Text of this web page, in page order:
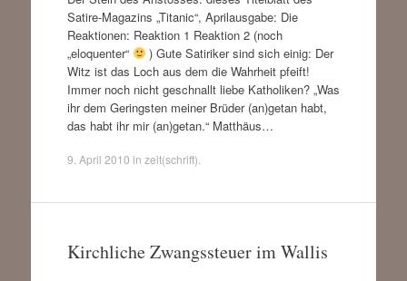
Satire-Magazins „Titanic“, Aprilausgabe: Die
Reaktionen: Reaktion 1 Reaktion 2 (noch
„eloquenter“
) Gute Satiriker sind sich einig: Der
Witz ist das Loch aus dem die Wahrheit pfeift!
Immer noch nicht geschnallt liebe Katholiken? „Was
ihr dem Geringsten meiner Brüder (an)getan habt,
das habt ihr mir (an)getan.“ Matthäus…
9. April 2010 in zeit(schrift)
Kirchliche Zwangssteuer im Wallis